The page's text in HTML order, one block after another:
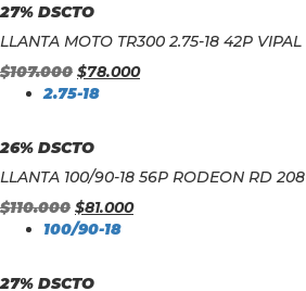
27% DSCTO
LLANTA MOTO TR300 2.75-18 42P VIPAL
$107.000 $78.000
2.75-18
26% DSCTO
LLANTA 100/90-18 56P RODEON RD 208
$110.000 $81.000
100/90-18
27% DSCTO